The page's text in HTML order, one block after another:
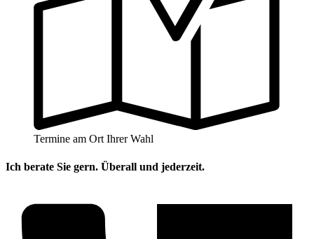
Termine am Ort Ihrer Wahl
Ich berate Sie gern. Überall und jederzeit.